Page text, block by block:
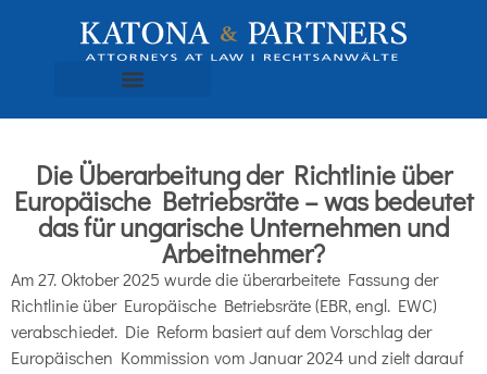
Die Überarbeitung der Richtlinie über
Europäische Betriebsräte – was bedeutet
das für ungarische Unternehmen und
Arbeitnehmer?
Am 27. Oktober 2025 wurde die überarbeitete Fassung der
Richtlinie über Europäische Betriebsräte (EBR, engl. EWC)
verabschiedet. Die Reform basiert auf dem Vorschlag der
Europäischen Kommission vom Januar 2024 und zielt darauf